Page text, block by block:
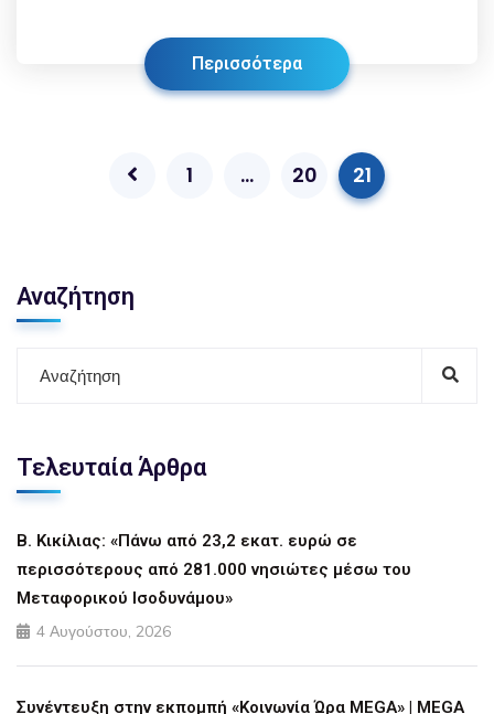
Περισσότερα
1 … 20 21
Αναζήτηση
Τελευταία Άρθρα
Β. Κικίλιας: «Πάνω από 23,2 εκατ. ευρώ σε
περισσότερους από 281.000 νησιώτες μέσω του
Μεταφορικού Ισοδυνάμου»
4 Αυγούστου, 2026
Συνέντευξη στην εκπομπή «Κοινωνία Ώρα MEGA» | MEGA